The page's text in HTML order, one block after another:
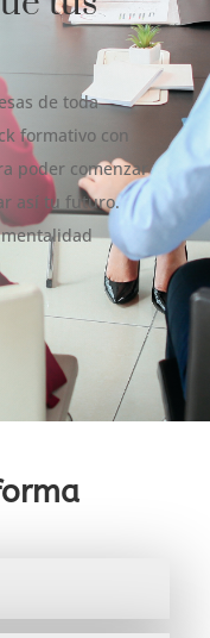
de toda
formativo con
poder comenzar
así tu futuro.